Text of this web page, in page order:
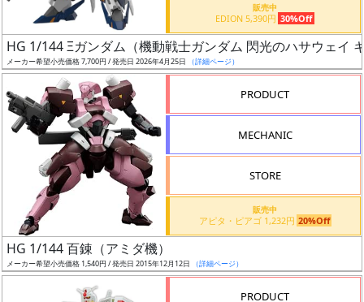
再
販
月
割
引
販売中
EDION 5,390円 30%Off
HG 1/144 Ξガンダム（機動戦士ガンダム 閃光のハサウェイ
メーカー希望小売価格 7,700円 / 発売日 2026年4月25日 （詳細ページ）
PRODUCT
MECHANIC
STORE
販売中
アピタ・ピアゴ 1,232円 20%Off
HG 1/144 百錬（アミダ機）
メーカー希望小売価格 1,540円 / 発売日 2015年12月12日 （詳細ページ）
PRODUCT